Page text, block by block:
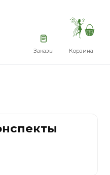
Заказы Корзина